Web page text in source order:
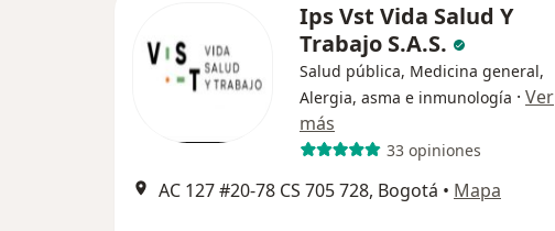
Ips Vst Vida Salud Y
Trabajo S.A.S.
Salud pública, Medicina general,
Alergia, asma e inmunología · Ver
más
33 opiniones
AC 127 #20-78 CS 705 728, Bogotá • Mapa